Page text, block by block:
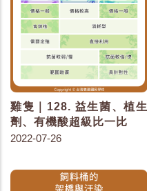
雞隻｜128. 益生菌、植生
劑、有機酸超級比一比
2022-07-26